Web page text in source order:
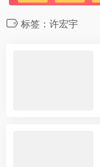
标签：许宏宇